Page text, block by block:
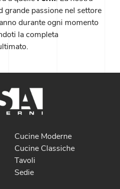
grande passione nel settore
durante ogni momento
la completa
Cucine Moderne
Cucine Classiche
Tavoli
Sedie